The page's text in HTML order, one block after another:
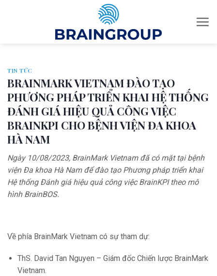
TIN TỨC
BRAINMARK VIETNAM ĐÀO TẠO
PHƯƠNG PHÁP TRIỂN KHAI HỆ THỐNG
ĐÁNH GIÁ HIỆU QUẢ CÔNG VIỆC
BRAINKPI CHO BỆNH VIỆN ĐA KHOA
HÀ NAM
Ngày 10/08/2023, BrainMark Vietnam đã có mặt tại bệnh
viện Đa khoa Hà Nam để đào tạo Phương pháp triển khai
Hệ thống Đánh giá hiệu quả công việc BrainKPI theo mô
hình BrainBOS.
Về phía BrainMark Vietnam có sự tham dự:
ThS. David Tan Nguyen – Giám đốc Chiến lược BrainMark
Vietnam.